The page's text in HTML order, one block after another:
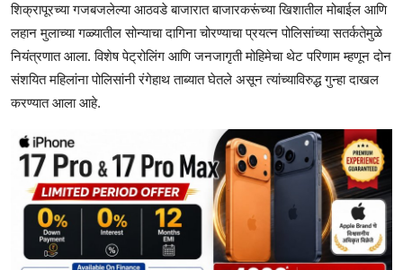
शिक्रापूरच्या गजबजलेल्या आठवडे बाजारात बाजारकरूंच्या खिशातील मोबाईल आणि
लहान मुलाच्या गळ्यातील सोन्याचा दागिना चोरण्याचा प्रयत्न पोलिसांच्या सतर्कतेमुळे
नियंत्रणात आला. विशेष पेट्रोलिंग आणि जनजागृती मोहिमेचा थेट परिणाम म्हणून दोन
संशयित महिलांना पोलिसांनी रंगेहाथ ताब्यात घेतले असून त्यांच्याविरुद्ध गुन्हा दाखल
करण्यात आला आहे.